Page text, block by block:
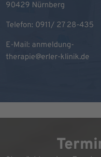
90429 Nürnberg
Telefon: 0911/ 27 28-435
E-Mail: anmeldung-
therapie@erler-klinik.de